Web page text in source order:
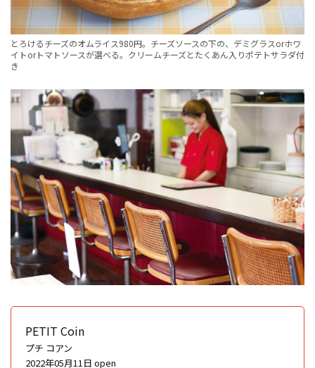
とろけるチーズのオムライス980円。チーズソースの下の、デミグラスorホワ
イトorトマトソースが選べる。クリームチーズとたくあん入りポテトサラダ付
き
PETIT Coin
プチ コアン
2022年05月11日 open